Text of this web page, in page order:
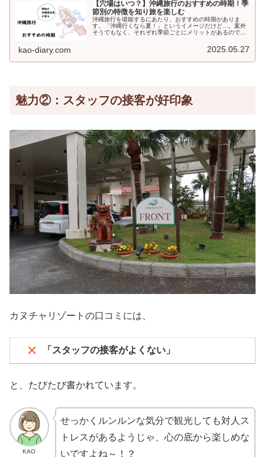
【穴場はいつ？】沖縄旅行のおすすめの時期！季
節別の特徴を知り旅を楽しむ
沖縄旅行を堪能するにあたり、おすすめの時期がありま
す。「沖縄行くなら夏！」というイメージだけど…。案外
そうでもなく、それぞれ季節ごとにメリットがあるので
kao-diary.com 2025.05.27
魅力②：スタッフの接客が好印象
カヌチャリゾートの口コミには、
「スタッフの接客がよくない」
と、たびたび書かれています。
KAO
せっかくルンルンな気分で観光しても対人ス
トレスがあるようじゃ、心の底から楽しめな
いですよね～！？